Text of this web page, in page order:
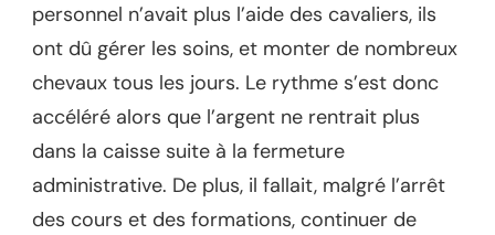
personnel n’avait plus l’aide des cavaliers, ils
ont dû gérer les soins, et monter de nombreux
chevaux tous les jours. Le rythme s’est donc
accéléré alors que l’argent ne rentrait plus
dans la caisse suite à la fermeture
administrative. De plus, il fallait, malgré l’arrêt
des cours et des formations, continuer de